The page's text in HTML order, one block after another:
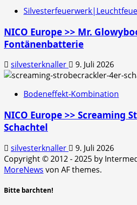
NICO Europe >> Mr.
Fontänenbatterie
silvesterknaller 9. Juli 2026
Bodeneffekt-Kombination
NICO Europe >> Screaming
Schachtel
silvesterknaller
9. Juli 2026
Copyright © 2012 - 2025 by
MoreNews von AF themes.
Bitte barchten!